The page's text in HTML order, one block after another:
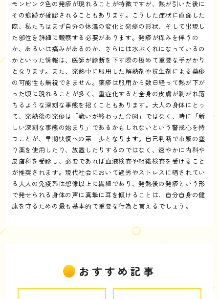
モンピンク色の発疹が現れることが特徴ですが、熱が引いた後に
その痕跡が確認されることもあります。こうした症状に直面した
際、私たちはまず自分の体温の変化と発疹の形状、そして出現し
た部位を詳細に観察する必要があります。発疹が痒みを伴うの
か、あるいは痛みがあるのか、さらには水ぶくれになっているの
かといった情報は、医師が診断を下す際の極めて重要な手がかり
となります。また、発熱中に服用した解熱剤や抗生剤による薬疹
の可能性も無視できません。薬疹は服用から数日経って熱が下が
った頃に現れることが多く、重症化すると全身の皮膚が剥がれ落
ちるような深刻な事態を招くこともあります。大人の身体にとっ
て、発熱後の発疹は「戦いが終わった合図」ではなく、時に「新
しい深刻な事態の始まり」であるかもしれないという警戒心を持
つことが、早期快復への第一歩となります。自己判断で市販の塗
り薬を使用したり、放置したりするのではなく、速やかに内科や
皮膚科を受診し、必要であれば血液検査や組織検査を受けること
が推奨されます。現代社会において過労やストレスに晒されてい
る大人の免疫系は想像以上に繊細であり、発熱後の発疹という形
で発せられる身体の声に真摯に耳を傾けることは、自分自身の健
康を守るための最も基本的で重要な行為と言えるでしょう。
おすすめ記事